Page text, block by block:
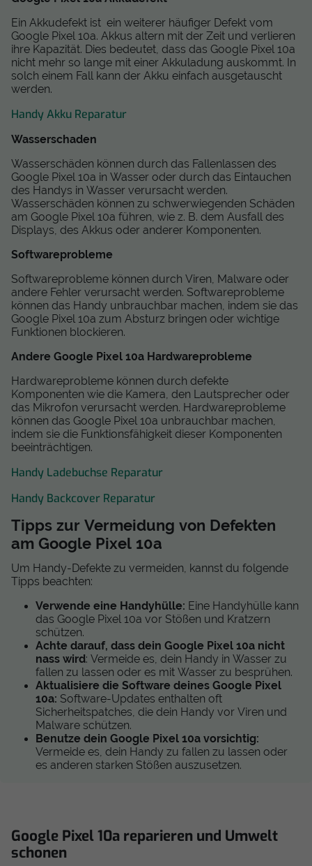
Ein Akkudefekt ist ein weiterer häufiger Defekt vom
Google Pixel 10a. Akkus altern mit der Zeit und verlieren
ihre Kapazität. Dies bedeutet, dass das Google Pixel 10a
nicht mehr so lange mit einer Akkuladung auskommt. In
solch einem Fall kann der Akku einfach ausgetauscht
werden.
Handy Akku Reparatur
Wasserschaden
Wasserschäden können durch das Fallenlassen des
Google Pixel 10a in Wasser oder durch das Eintauchen
des Handys in Wasser verursacht werden.
Wasserschäden können zu schwerwiegenden Schäden
am Google Pixel 10a führen, wie z. B. dem Ausfall des
Displays, des Akkus oder anderer Komponenten.
Softwareprobleme
Softwareprobleme können durch Viren, Malware oder
andere Fehler verursacht werden. Softwareprobleme
können das Handy unbrauchbar machen, indem sie das
Google Pixel 10a zum Absturz bringen oder wichtige
Funktionen blockieren.
Andere Google Pixel 10a Hardwareprobleme
Hardwareprobleme können durch defekte
Komponenten wie die Kamera, den Lautsprecher oder
das Mikrofon verursacht werden. Hardwareprobleme
können das Google Pixel 10a unbrauchbar machen,
indem sie die Funktionsfähigkeit dieser Komponenten
beeinträchtigen.
Handy Ladebuchse Reparatur
Handy Backcover Reparatur
Tipps zur Vermeidung von Defekten
am Google Pixel 10a
Um Handy-Defekte zu vermeiden, kannst du folgende
Tipps beachten:
Verwende eine Handyhülle: Eine Handyhülle kann
das Google Pixel 10a vor Stößen und Kratzern
schützen.
Achte darauf, dass dein Google Pixel 10a nicht
nass wird: Vermeide es, dein Handy in Wasser zu
fallen zu lassen oder es mit Wasser zu besprühen.
Aktualisiere die Software deines Google Pixel
10a: Software-Updates enthalten oft
Sicherheitspatches, die dein Handy vor Viren und
Malware schützen.
Benutze dein Google Pixel 10a vorsichtig:
Vermeide es, dein Handy zu fallen zu lassen oder
es anderen starken Stößen auszusetzen.
Google Pixel 10a reparieren und Umwelt
schonen